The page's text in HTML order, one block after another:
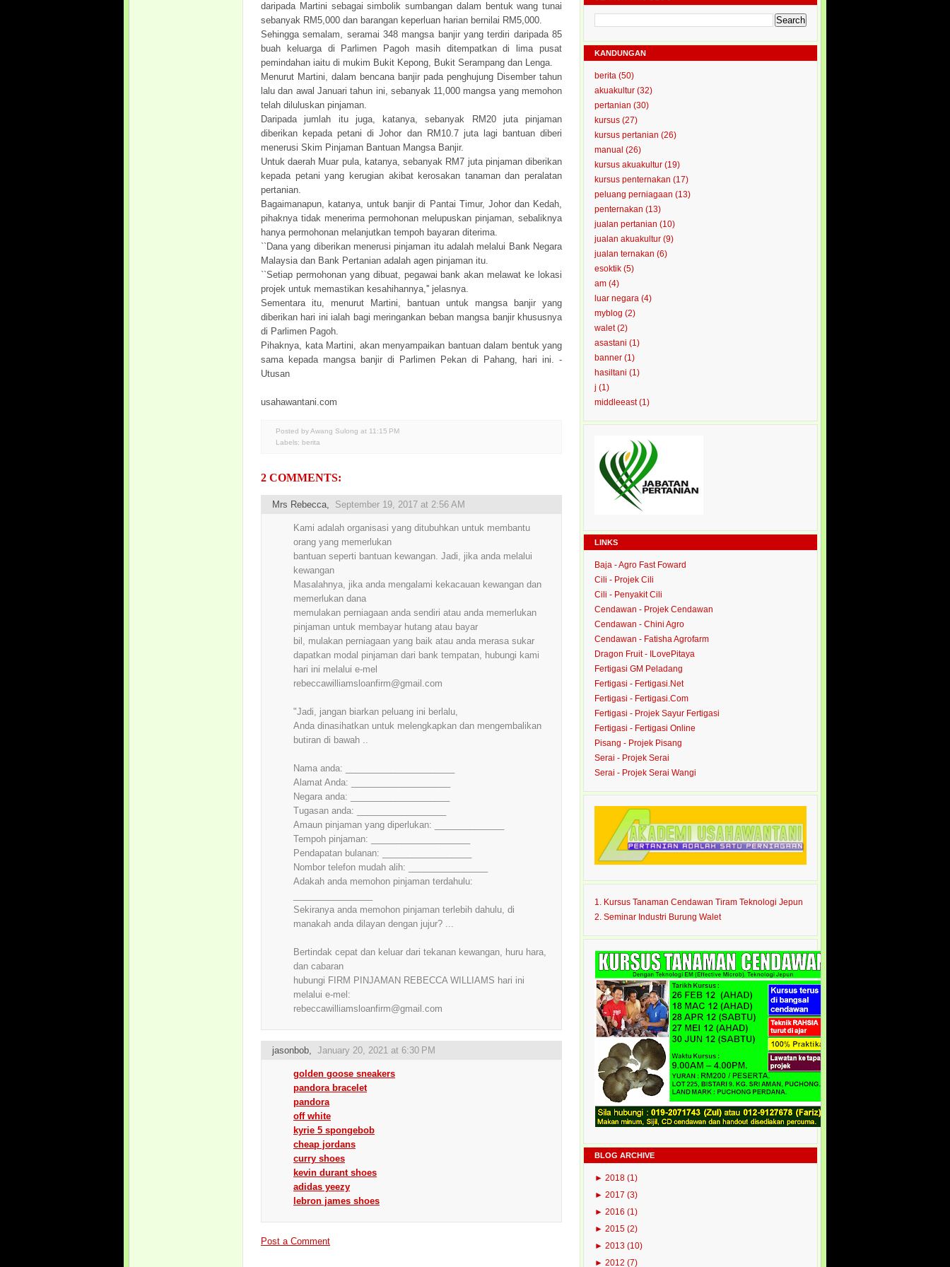
daripada Martini sebagai simbolik sumbangan dalam bentuk wang tunai
sebanyak RM5,000 dan barangan keperluan harian bernilai RM5,000.
Sehingga semalam, seramai 348 mangsa banjir yang terdiri daripada 85
buah keluarga di Parlimen Pagoh masih ditempatkan di lima pusat
pemindahan iaitu di mukim Bukit Kepong, Bukit Serampang dan Lenga.
Menurut Martini, dalam bencana banjir pada penghujung Disember tahun
lalu dan awal Januari tahun ini, sebanyak 11,000 mangsa yang memohon
telah diluluskan pinjaman.
Daripada jumlah itu juga, katanya, sebanyak RM20 juta pinjaman
diberikan kepada petani di Johor dan RM10.7 juta lagi bantuan diberi
menerusi Skim Pinjaman Bantuan Mangsa Banjir.
Untuk daerah Muar pula, katanya, sebanyak RM7 juta pinjaman diberikan
kepada petani yang kerugian akibat kerosakan tanaman dan peralatan
pertanian.
Bagaimanapun, katanya, untuk banjir di Pantai Timur, Johor dan Kedah,
pihaknya tidak menerima permohonan melupuskan pinjaman, sebaliknya
hanya permohonan melanjutkan tempoh bayaran diterima.
``Dana yang diberikan menerusi pinjaman itu adalah melalui Bank Negara
Malaysia dan Bank Pertanian adalah agen pinjaman itu.
``Setiap permohonan yang dibuat, pegawai bank akan melawat ke lokasi
projek untuk memastikan kesahihannya,'' jelasnya.
Sementara itu, menurut Martini, bantuan untuk mangsa banjir yang
diberikan hari ini ialah bagi meringankan beban mangsa banjir khususnya
di Parlimen Pagoh.
Pihaknya, kata Martini, akan menyampaikan bantuan dalam bentuk yang
sama kepada mangsa banjir di Parlimen Pekan di Pahang, hari ini. -
Utusan
usahawantani.com
Posted by Awang Sulong at 11:15 PM
Labels: berita
2 COMMENTS:
Mrs Rebecca, September 19, 2017 at 2:56 AM
Kami adalah organisasi yang ditubuhkan untuk membantu
orang yang memerlukan
bantuan seperti bantuan kewangan. Jadi, jika anda melalui
kewangan
Masalahnya, jika anda mengalami kekacauan kewangan dan
memerlukan dana
memulakan perniagaan anda sendiri atau anda memerlukan
pinjaman untuk membayar hutang atau bayar
bil, mulakan perniagaan yang baik atau anda merasa sukar
dapatkan modal pinjaman dari bank tempatan, hubungi kami
hari ini melalui e-mel
rebeccawilliamsloanfirm@gmail.com
"Jadi, jangan biarkan peluang ini berlalu,
Anda dinasihatkan untuk melengkapkan dan mengembalikan
butiran di bawah ..
Nama anda: ______________________
Alamat Anda: ____________________
Negara anda: ____________________
Tugasan anda: __________________
Amaun pinjaman yang diperlukan: ______________
Tempoh pinjaman: ____________________
Pendapatan bulanan: __________________
Nombor telefon mudah alih: ________________
Adakah anda memohon pinjaman terdahulu:
Sekiranya anda memohon pinjaman terlebih dahulu, di
manakah anda dilayan dengan jujur? ...
Bertindak cepat dan keluar dari tekanan kewangan, huru hara,
dan cabaran
hubungi FIRM PINJAMAN REBECCA WILLIAMS hari ini
melalui e-mel:
rebeccawilliamsloanfirm@gmail.com
jasonbob, January 20, 2021 at 6:30 PM
golden goose sneakers
pandora bracelet
pandora
off white
kyrie 5 spongebob
cheap jordans
curry shoes
kevin durant shoes
adidas yeezy
lebron james shoes
Post a Comment
KANDUNGAN
berita (50)
akuakultur (32)
pertanian (30)
kursus (27)
kursus pertanian (26)
manual (26)
kursus akuakultur (19)
kursus penternakan (17)
peluang perniagaan (13)
penternakan (13)
jualan pertanian (10)
jualan akuakultur (9)
jualan ternakan (6)
esoktik (5)
am (4)
luar negara (4)
myblog (2)
walet(2)
asastani (1)
banner (1)
hasiltani (1)
j (1)
middleeast(1)
LINKS
Baja - Agro Fast Foward
Cili - Projek Cili
Cili - Penyakit Cili
Cendawan - Projek Cendawan
Cendawan - Chini Agro
Cendawan - Fatisha Agrofarm
Dragon Fruit - ILovePitaya
Fertigasi GM Peladang
Fertigasi - Fertigasi.Net
Fertigasi - Fertigasi.Com
Fertigasi - Projek Sayur Fertigasi
Fertigasi - Fertigasi Online
Pisang - Projek Pisang
Serai - Projek Serai
Serai - Projek Serai Wangi
1. Kursus Tanaman Cendawan Tiram Teknologi Jepun
2. Seminar Industri Burung Walet
BLOG ARCHIVE
► 2018 (1)
► 2017 (3)
► 2016 (1)
► 2015 (2)
► 2013 (10)
► 2012 (7)